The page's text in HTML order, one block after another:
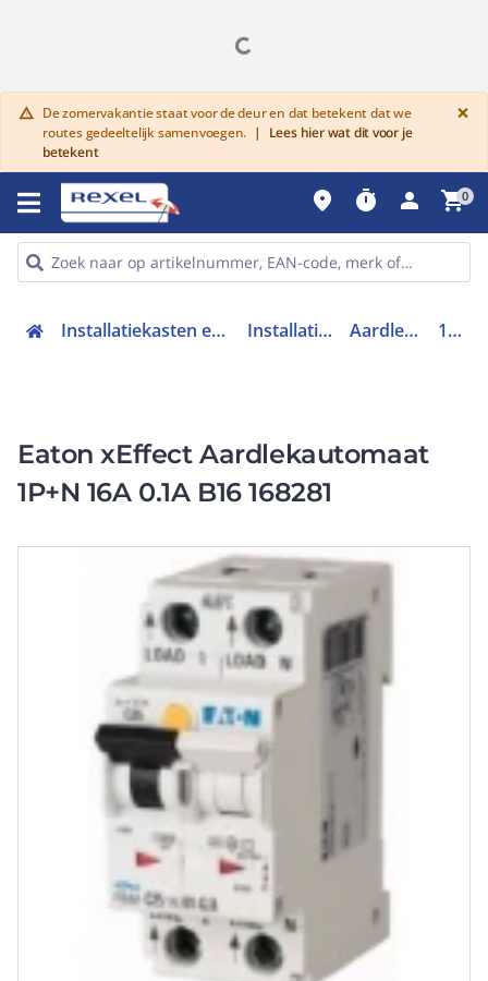
warning De zomervakantie staat voor de deur en dat betekent dat we
routes gedeeltelijk samenvoegen. |
Lees hier wat dit voor je
betekent
×
place timer person shopping_cart0
Installatiekasten en verdeelinrichtingen Installatieautomaten Aardlekautomaat 168281
Eaton xEffect Aardlekautomaat
1P+N 16A 0.1A B16 168281